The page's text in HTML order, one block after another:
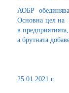
АОБР
Основна цел на
в
а брутната
25.01.2021 г.